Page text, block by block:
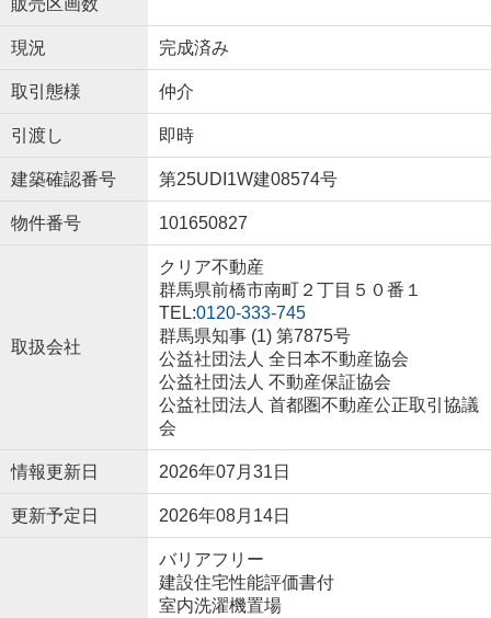
販売区画数
現況 完成済み
取引態様 仲介
引渡し 即時
建築確認番号 第25UDI1W建08574号
物件番号 101650827
取扱会社
クリア不動産
群馬県前橋市南町２丁目５０番１
TEL:0120-333-745
群馬県知事 (1) 第7875号
公益社団法人 全日本不動産協会
公益社団法人 不動産保証協会
公益社団法人 首都圏不動産公正取引協議
会
情報更新日 2026年07月31日
更新予定日 2026年08月14日
バリアフリー
建設住宅性能評価書付
室内洗濯機置場